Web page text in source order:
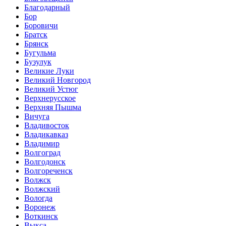
Благодарный
Бор
Боровичи
Братск
Брянск
Бугульма
Бузулук
Великие Луки
Великий Новгород
Великий Устюг
Верхнерусское
Верхняя Пышма
Вичуга
Владивосток
Владикавказ
Владимир
Волгоград
Волгодонск
Волгореченск
Волжск
Волжский
Вологда
Воронеж
Воткинск